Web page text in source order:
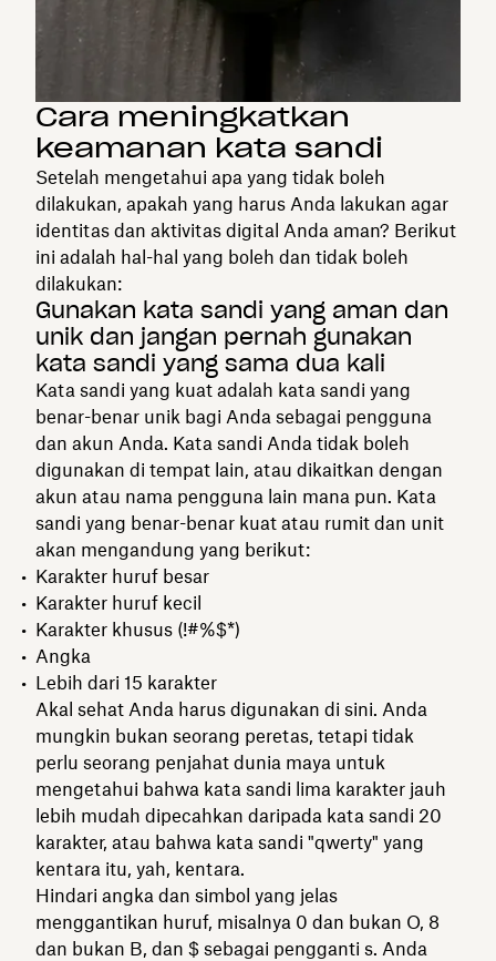
Cara meningkatkan
keamanan kata sandi
Setelah mengetahui apa yang tidak boleh
dilakukan, apakah yang harus Anda lakukan agar
identitas dan aktivitas digital Anda aman? Berikut
ini adalah hal-hal yang boleh dan tidak boleh
dilakukan:
Gunakan kata sandi yang aman dan
unik dan jangan pernah gunakan
kata sandi yang sama dua kali
Kata sandi yang kuat adalah kata sandi yang
benar-benar unik bagi Anda sebagai pengguna
dan akun Anda. Kata sandi Anda tidak boleh
digunakan di tempat lain, atau dikaitkan dengan
akun atau nama pengguna lain mana pun. Kata
sandi yang benar-benar kuat atau rumit dan unit
akan mengandung yang berikut:
Karakter huruf besar
Karakter huruf kecil
Karakter khusus (!#%$*)
Angka
Lebih dari 15 karakter
Akal sehat Anda harus digunakan di sini. Anda
mungkin bukan seorang peretas, tetapi tidak
perlu seorang penjahat dunia maya untuk
mengetahui bahwa kata sandi lima karakter jauh
lebih mudah dipecahkan daripada kata sandi 20
karakter, atau bahwa kata sandi "qwerty" yang
kentara itu, yah, kentara.
Hindari angka dan simbol yang jelas
menggantikan huruf, misalnya 0 dan bukan O, 8
dan bukan B, dan $ sebagai pengganti s. Anda